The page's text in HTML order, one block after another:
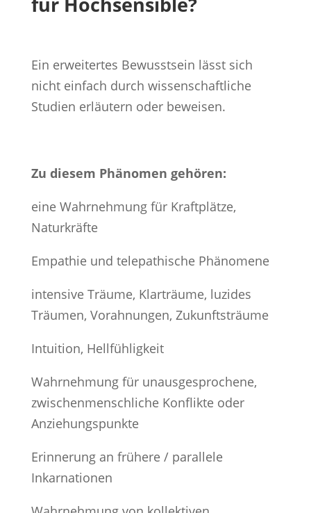
Ein erweitertes Bewusstsein lässt sich
nicht einfach durch wissenschaftliche
Studien erläutern oder beweisen.
Zu diesem Phänomen gehören:
eine Wahrnehmung für Kraftplätze,
Naturkräfte
Empathie und telepathische Phänomene
intensive Träume, Klarträume, luzides
Träumen, Vorahnungen, Zukunftsträume
Intuition, Hellfühligkeit
Wahrnehmung für unausgesprochene,
zwischenmenschliche Konflikte oder
Anziehungspunkte
Erinnerung an frühere / parallele
Inkarnationen